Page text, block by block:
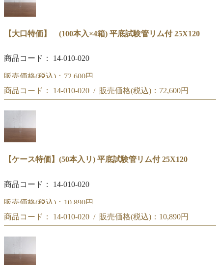
【大口特価】 (100本入×4箱) 平底試験管リム付 25X120
商品コード： 14-010-020
販売価格(税込)： 72,600円
【大量特価】 (100本入×4箱) 平底試験管リム付 25X120
商品コード： 14-010-020 / 販売価格(税込)： 72,600円
【大量特価】 (100本入×4箱) 平底試験管リム付 25X120
【ケース特価】(50本入リ) 平底試験管リム付 25X120
商品コード： 14-010-020
販売価格(税込)： 10,890円
【ケース特価】(50本入リ) 平底試験管リム付 25X120
商品コード： 14-010-020 / 販売価格(税込)： 10,890円
【ケース特価】(50本入リ) 平底試験管リム付 25X120